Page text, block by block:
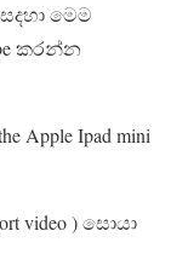
මෙම
කරන්න
Apple Ipad mini
video ) සොයා